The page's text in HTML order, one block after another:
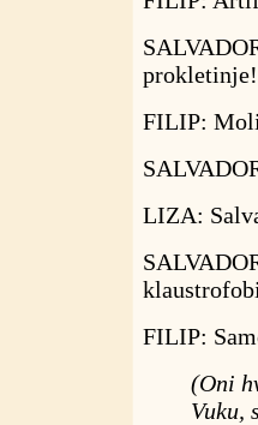
prokletinje!
FILIP:
LIZA:
FILIP:
(Oni
Vuku,